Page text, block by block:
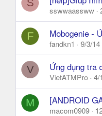
S
sswwaassww
F Mobogenie -
fandkn1 9/3/14
V Ứng dụng tra
VietATMPro 4/
M [ANDROID
macom0909